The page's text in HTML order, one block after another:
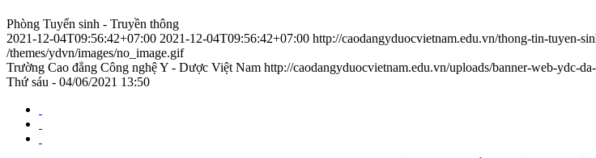
Phòng Tuyển sinh - Truyền thông
2021-12-04T09:56:42+07:00 2021-12-04T09:56:42+07:00 http://caodangyduocvietnam.edu.vn/thong-tin-tuyen-
/themes/ydvn/images/no_image.gif
Trường Cao đẳng Công nghệ Y - Dược Việt Nam http://caodangyduocvietnam.edu.vn/uploads/banner-web-ydc-
Thứ sáu - 04/06/2021 13:50